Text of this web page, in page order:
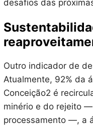
desafios das
Outro indicador de
Atualmente, 92% da
Conceição2 é
minério e do rejeito
processamento —, a